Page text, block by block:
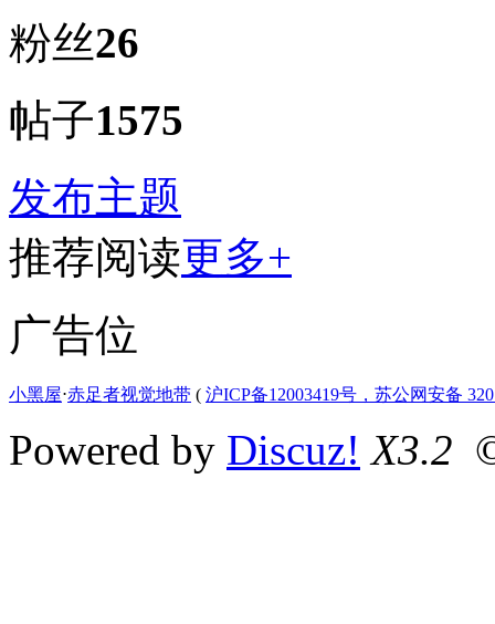
粉丝26
帖子1575
发布主题
推荐阅读更多+
广告位
小黑屋⋅赤足者视觉地带 ( 沪ICP备12003419号，苏公网安备
Powered by Discuz! X3.2